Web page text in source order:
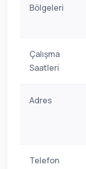
Bölgeleri
Çalışma
Saatleri
Adres
Telefon